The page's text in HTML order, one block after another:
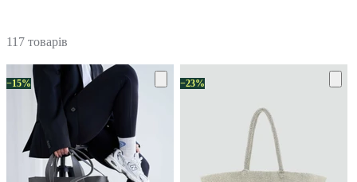
117 товарів
−15% −23%